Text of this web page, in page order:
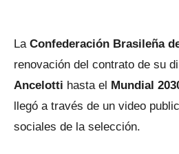
La Confederación Brasileña
renovación del contrato de su
Ancelotti hasta el Mundial
llegó a través de un video
sociales de la selección.